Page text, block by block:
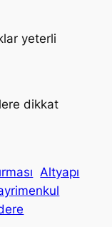
yeterli
dikkat
Altyapı